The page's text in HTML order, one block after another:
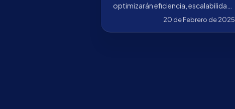
optimizarán eficiencia, escalabilidad
y usabilidad en las capas de ejecución
20 de Febrero de 2025